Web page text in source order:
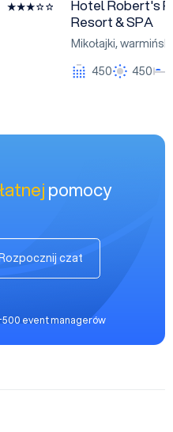
Hotel Robert's
Resort & SPA
Mikołajki,
450
450
pomocy
czat
event managerów